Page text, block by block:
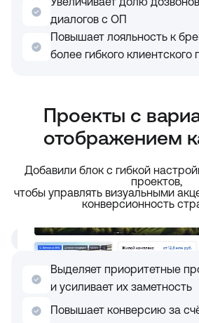
Увеличивает долю
диалогов с ОП
Повышает лояльность к
более гибкого клиентского
Проекты с
отображением
Добавили блок с гибкой
проектов,
чтобы управлять визуальными
конверсионность
Выделяет приоритетные
и усиливает их заметность
Повышает конверсию за